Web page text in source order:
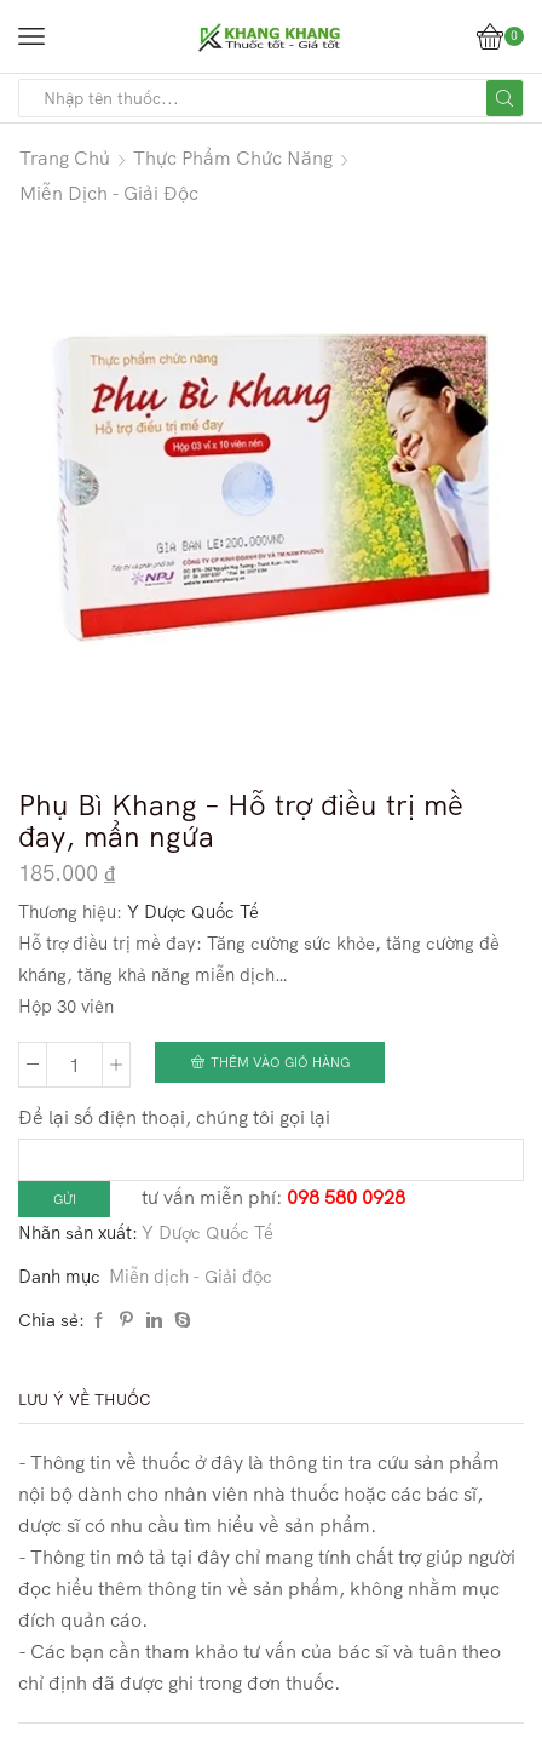
0
Trang Chủ
Thực Phẩm Chức Năng
Miễn Dịch - Giải Độc
Phụ Bì Khang – Hỗ trợ điều trị mề
đay, mẩn ngứa
185.000 ₫
Thương hiệu: Y Dược Quốc Tế
Hỗ trợ điều trị mề đay: Tăng cường sức khỏe, tăng cường đề
kháng, tăng khả năng miễn dịch…
Hộp 30 viên
Phụ
Bì
Khang
-
Hỗ
trợ
điều
mề
mẩn
ngứa
số
lượng
THÊM VÀO GIỎ HÀNG
Để lại số điện thoại, chúng tôi gọi lại
tư vấn miễn phí: 098 580 0928
Nhãn sản xuất: Y Dược Quốc Tế
Danh mục Miễn dịch - Giải độc
Chia sẻ:
LƯU Ý VỀ THUỐC
- Thông tin về thuốc ở đây là thông tin tra cứu sản phẩm
nội bộ dành cho nhân viên nhà thuốc hoặc các bác sĩ,
dược sĩ có nhu cầu tìm hiểu về sản phẩm.
- Thông tin mô tả tại đây chỉ mang tính chất trợ giúp người
đọc hiểu thêm thông tin về sản phẩm, không nhằm mục
đích quản cáo.
- Các bạn cần tham khảo tư vấn của bác sĩ và tuân theo
chỉ định đã được ghi trong đơn thuốc.